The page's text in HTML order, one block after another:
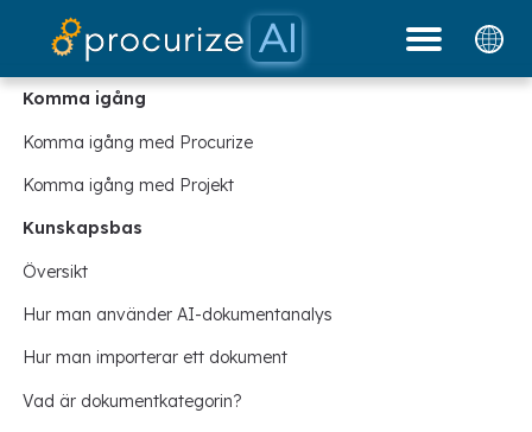
Komma igång
Komma igång med Procurize
Komma igång med Projekt
Kunskapsbas
Översikt
Hur man använder AI-dokumentanalys
Hur man importerar ett dokument
Vad är dokumentkategorin?